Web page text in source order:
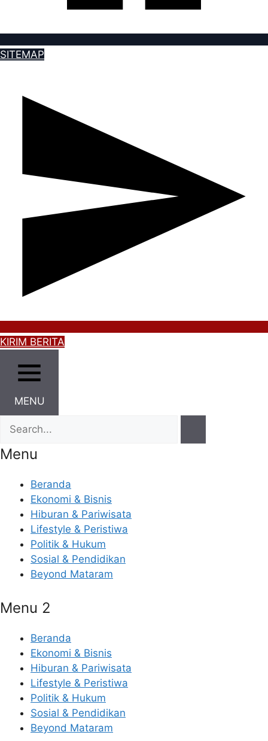
SITEMAP
KIRIM BERITA
MENU
Menu
Beranda
Ekonomi & Bisnis
Hiburan & Pariwisata
Lifestyle & Peristiwa
Politik & Hukum
Sosial & Pendidikan
Beyond Mataram
Menu 2
Beranda
Ekonomi & Bisnis
Hiburan & Pariwisata
Lifestyle & Peristiwa
Politik & Hukum
Sosial & Pendidikan
Beyond Mataram